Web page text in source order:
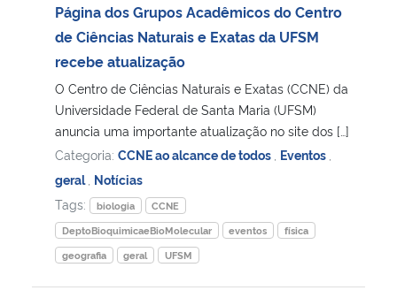
Página dos Grupos Acadêmicos do Centro
de Ciências Naturais e Exatas da UFSM
recebe atualização
O Centro de Ciências Naturais e Exatas (CCNE) da
Universidade Federal de Santa Maria (UFSM)
anuncia uma importante atualização no site dos […]
Categoria: CCNE ao alcance de todos Eventos
geral
Notícias
Tags:
biologia
CCNE
DeptoBioquimicaeBioMolecular
eventos
física
geografia
geral UFSM